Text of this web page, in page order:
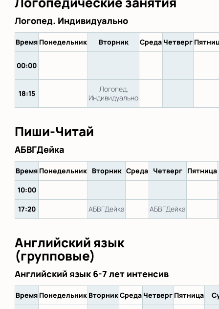
Логопед. Индивидуально
Время Понедельник Вторник Среда Четверг
00:00
18:15
Логопед.
Индивидуально
Пиши-Читай
АБВГДейка
Время Понедельник Вторник Среда Четверг Пятница
10:00
17:20 АБВГДейка АБВГДейка
Английский язык
(групповые)
Английский язык 6-7 лет интенсив
Время Понедельник ВторникСреда Четверг Пятница